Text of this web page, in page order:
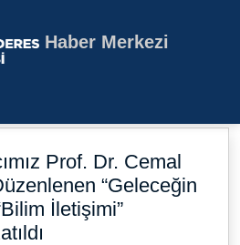
Haber Merkezi
Prof. Dr. Cemal
“Geleceğin
İletişimi”